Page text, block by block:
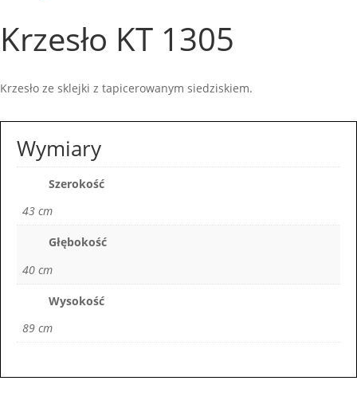
Krzesło KT 1305
Krzesło ze sklejki z tapicerowanym siedziskiem.
Wymiary
Szerokość
43 cm
Głębokość
40 cm
Wysokość
89 cm